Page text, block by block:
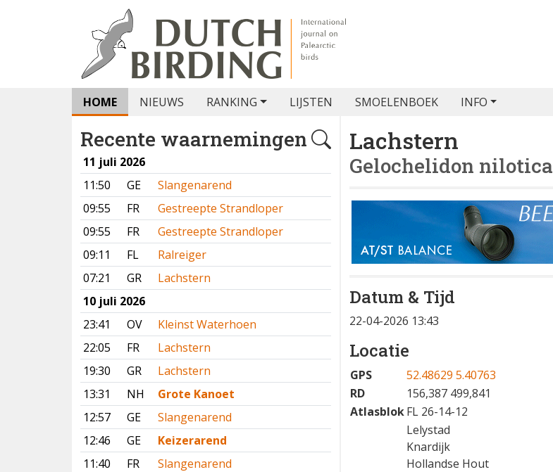
HOME NIEUWS RANKING LIJSTEN SMOELENBOEK INFO
Recente waarnemingen
11 juli 2026
11:50
GE
Slangenarend
09:55
FR
Gestreepte Strandloper
09:55
FR
Gestreepte Strandloper
09:11
FL
Ralreiger
07:21
GR
Lachstern
10 juli 2026
23:41
OV
Kleinst Waterhoen
22:05
FR
Lachstern
19:30
GR
Lachstern
13:31
NH
Grote Kanoet
12:57
GE
Slangenarend
12:46
GE
Keizerarend
11:40
FR
Slangenarend
Lachstern
Gelochelidon nilotica
Datum & Tijd
22-04-2026 13:43
Locatie
GPS
52.48629 5.40763
RD
156,387 499,841
AtlasblokFL 26-14-12
Lelystad
Knardijk
Hollandse Hout